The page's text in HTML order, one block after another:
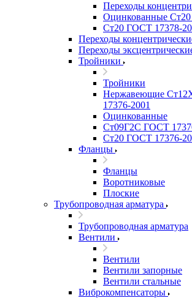
Переходы
Оцинкованные
Ст20 ГОСТ 17378-
Переходы
Переходы
Тройники
Тройники
Нержавеющие
17376-2001
Оцинкованные
Ст09Г2С ГОСТ
Ст20 ГОСТ 17376-
Фланцы
Фланцы
Воротниковые
Плоские
Трубопроводная арматура
Трубопроводная арматура
Вентили
Вентили
Вентили запорные
Вентили стальные
Виброкомпенсаторы